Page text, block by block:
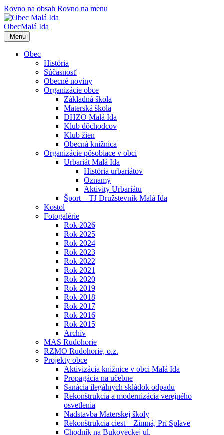
Rovno na obsah Rovno na menu
ObecMalá Ida
Menu
Obec
História
Súčasnosť
Obecné noviny
Organizácie obce
Základná škola
Materská škola
DHZO Malá Ida
Klub dôchodcov
Klub žien
Obecná knižnica
Organizácie pôsobiace v obci
Urbariát Malá Ida
História urbariátov
Oznamy
Aktivity Urbariátu
Šport – TJ Družstevník Malá Ida
Kostol
Fotogalérie
Rok 2026
Rok 2025
Rok 2024
Rok 2023
Rok 2022
Rok 2021
Rok 2020
Rok 2019
Rok 2018
Rok 2017
Rok 2016
Rok 2015
Archív
MAS Rudohorie
RZMO Rudohorie, o.z.
Projekty obce
Aktivizácia knižnice v obci Malá Ida
Propagácia na učebne
Sanácia ilegálnych skládok odpadu
Rekonštrukcia a modernizácia verejného
osvetlenia
Nadstavba Materskej školy
Rekonštrukcia ciest – Zimná, Pri Splave
Chodník na Bukoveckej ul.